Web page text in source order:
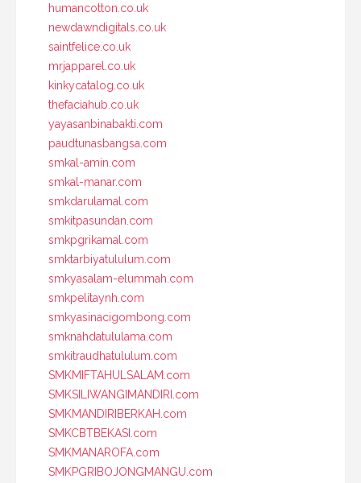
humancotton.co.uk
newdawndigitals.co.uk
saintfelice.co.uk
mrjapparel.co.uk
kinkycatalog.co.uk
thefaciahub.co.uk
yayasanbinabakti.com
paudtunasbangsa.com
smkal-amin.com
smkal-manar.com
smkdarulamal.com
smkitpasundan.com
smkpgrikamal.com
smktarbiyatululum.com
smkyasalam-elummah.com
smkpelitaynh.com
smkyasinacigombong.com
smknahdatululama.com
smkitraudhatululum.com
SMKMIFTAHULSALAM.com
SMKSILIWANGIMANDIRI.com
SMKMANDIRIBERKAH.com
SMKCBTBEKASI.com
SMKMANAROFA.com
SMKPGRIBOJONGMANGU.com